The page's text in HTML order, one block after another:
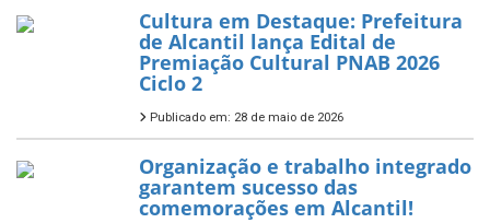
Cultura em Destaque: Prefeitura
de Alcantil lança Edital de
Premiação Cultural PNAB 2026
Ciclo 2
Publicado em: 28 de maio de 2026
Organização e trabalho integrado
garantem sucesso das
comemorações em Alcantil!